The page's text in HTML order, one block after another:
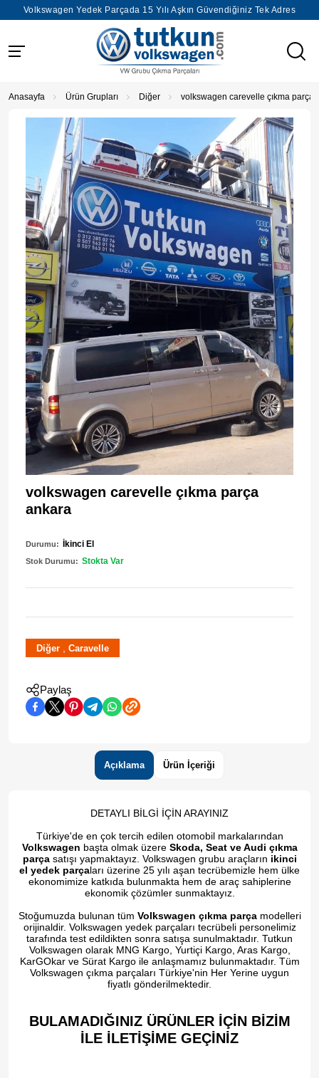
Volkswagen Yedek Parçada 15 Yılı Aşkın Güvendiğiniz Tek Adres
Anasayfa Ürün Grupları Diğer volkswagen carevelle çıkma parça
volkswagen carevelle çıkma parça
ankara
Durumu: İkinci El
Stok Durumu: Stokta Var
Diğer Caravelle
Paylaş
Açıklama Ürün İçeriği
DETAYLI BİLGİ İÇİN ARAYINIZ
Türkiye'de en çok tercih edilen otomobil markalarından
Volkswagen başta olmak üzere Skoda, Seat ve Audi çıkma
parçasatışı yapmaktayız. Volkswagen grubu araçların ikinci
el yedek parçaları üzerine 25 yılı aşan tecrübemizle hem ülke
ekonomimize katkıda bulunmakta hem de araç sahiplerine
ekonomik çözümler sunmaktayız.
Stoğumuzda bulunan tüm Volkswagen çıkma parçamodelleri
orijinaldir. Volkswagen yedek parçaları tecrübeli personelimiz
tarafında test edildikten sonra satışa sunulmaktadır. Tutkun
Volkswagen olarak MNG Kargo, Yurtiçi Kargo, Aras Kargo,
KarGOkar ve Sürat Kargo ile anlaşmamız bulunmaktadır. Tüm
Volkswagen çıkma parçaları Türkiye'nin Her Yerine uygun
fiyatlı gönderilmektedir.
BULAMADIĞINIZ ÜRÜNLER İÇİN BİZİM
İLE İLETİŞİME GEÇİNİZ​